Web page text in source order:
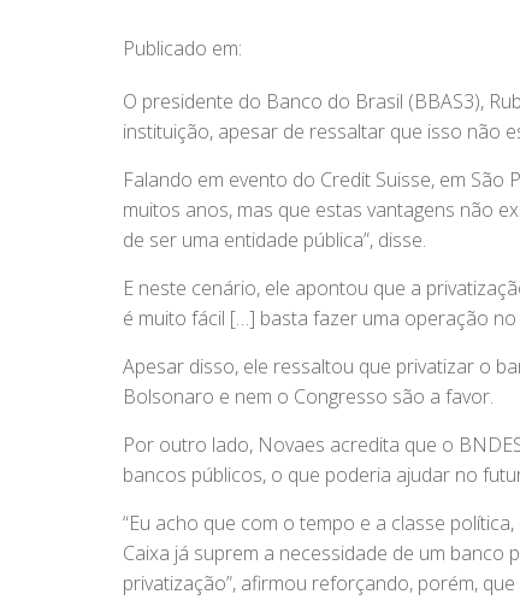
Publicado em:
O presidente do Banco do Brasil (BBAS3),
instituição, apesar de ressaltar que isso não
Falando em evento do Credit Suisse, em
muitos anos, mas que estas vantagens não
de ser uma entidade pública”, disse.
E neste cenário, ele apontou que a
é muito fácil […] basta fazer uma operação
Apesar disso, ele ressaltou que privatizar o
Bolsonaro e nem o Congresso são a favor.
Por outro lado, Novaes acredita que o
bancos públicos, o que poderia ajudar no
“Eu acho que com o tempo e a classe
Caixa já suprem a necessidade de um
privatização”, afirmou reforçando, porém,